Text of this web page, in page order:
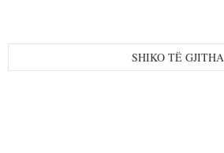
SHIKO TË GJITHA